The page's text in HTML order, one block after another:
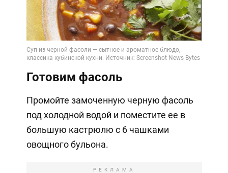
Готовим фасоль
Промойте замоченную черную фасоль
под холодной водой и поместите ее в
большую кастрюлю с 6 чашками
овощного бульона.
РЕКЛАМА